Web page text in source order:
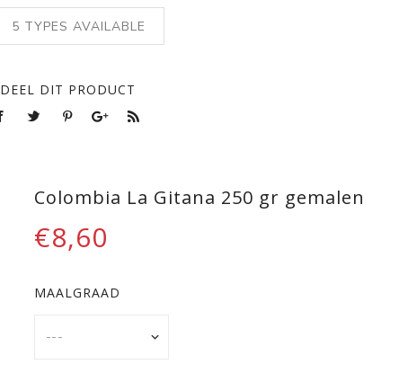
5 TYPES AVAILABLE
DEEL DIT PRODUCT
Colombia La Gitana 250 gr gemalen
€8,60
MAALGRAAD